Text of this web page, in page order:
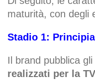
maturità, con degli
Stadio 1:
Il brand pubblica gli
realizzati per la TV